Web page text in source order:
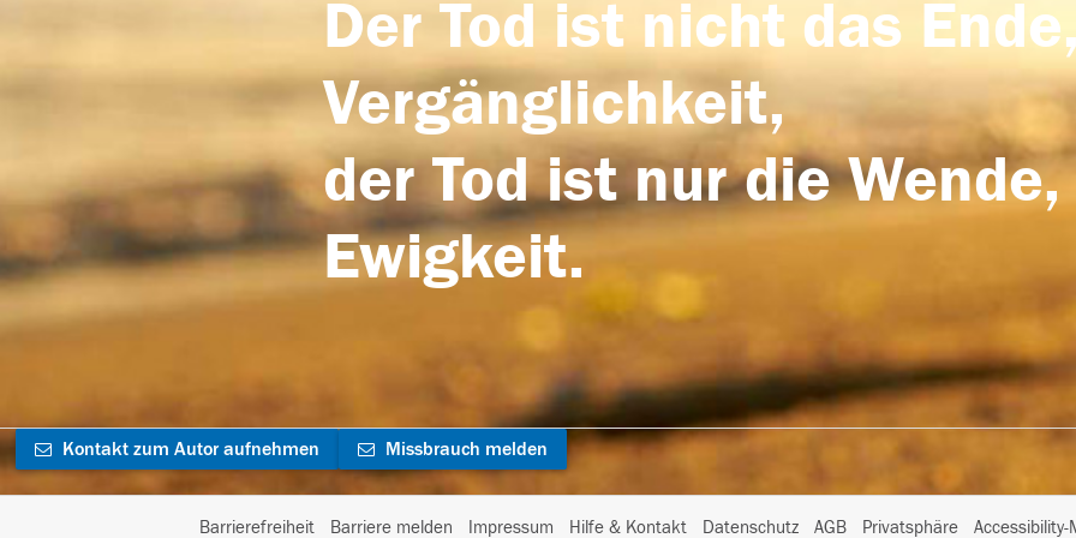
Der Tod ist nicht das
Vergänglichkeit,
der Tod ist nur die
Ewigkeit.
Kontakt zum Autor aufnehmen Missbrauch melden
Barrierefreiheit Barriere melden Impressum Hilfe & Kontakt Datenschutz AGB Privatsphäre I